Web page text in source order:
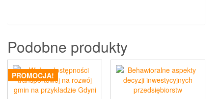
Podobne produkty
PROMOCJA!